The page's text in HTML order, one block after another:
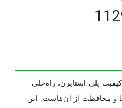
باکیفیت پلی استایرن، راه‌حلی
و محافظت از آن‌هاست. این